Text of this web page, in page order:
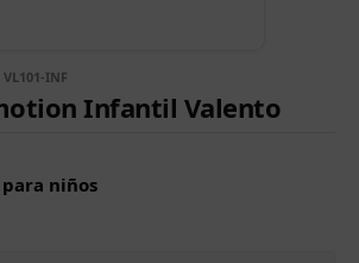
VL101-INF
Infantil Valento
para niños